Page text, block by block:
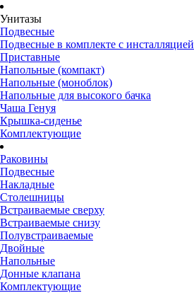
Унитазы
Подвесные
Подвесные в комплекте с инсталляцией
Приставные
Напольные (компакт)
Напольные (моноблок)
Напольные для высокого бачка
Чаша Генуя
Крышка-сиденье
Комплектующие
Раковины
Подвесные
Накладные
Столешницы
Встраиваемые сверху
Встраиваемые снизу
Полувстраиваемые
Двойные
Напольные
Донные клапана
Комплектующие